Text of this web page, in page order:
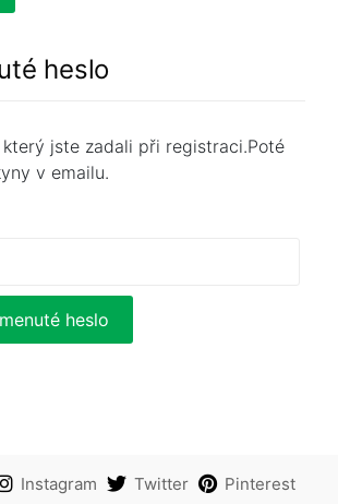
heslo
jste zadali při registraci.Poté
v emailu.
heslo
Instagram Twitter Pinterest